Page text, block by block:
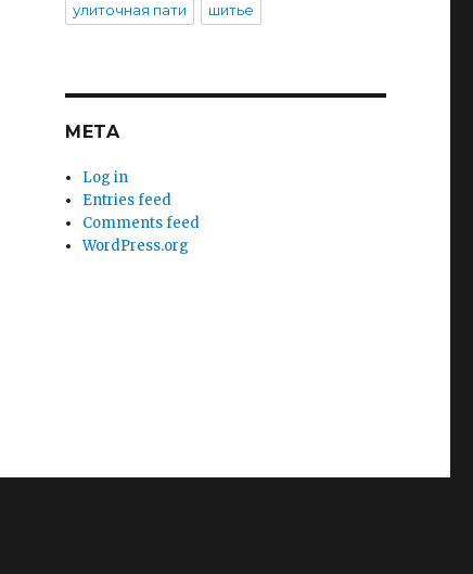
улиточная пати шитье
META
Log in
Entries feed
Comments feed
WordPress.org